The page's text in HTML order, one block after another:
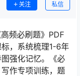
关注 私信
频必刷题》PDF
，系统梳理1-6年
强化记忆。《必
作专项训练，题